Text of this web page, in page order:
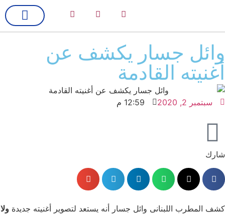
وائل جسار يكشف عن
أغنيته القادمة
سبتمبر 2, 2020 12:59 م
شارك
كشف المطرب اللبنانى وائل جسار أنه يستعد لتصوير أغنيته جديدة ولا